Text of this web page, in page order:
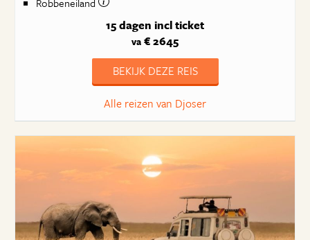
15 dagen incl ticket
va € 2645
BEKIJK DEZE REIS
Alle reizen van Djoser